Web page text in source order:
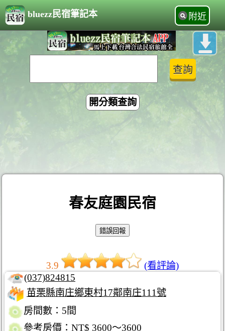
bluezz民宿筆記本 附近
開分類查詢
春友庭園民宿
3.9
(看評論)
(037)824815
苗栗縣南庄鄉東村17鄰南庄111號
房間數：5間
參考房價：NT$ 3600～3600